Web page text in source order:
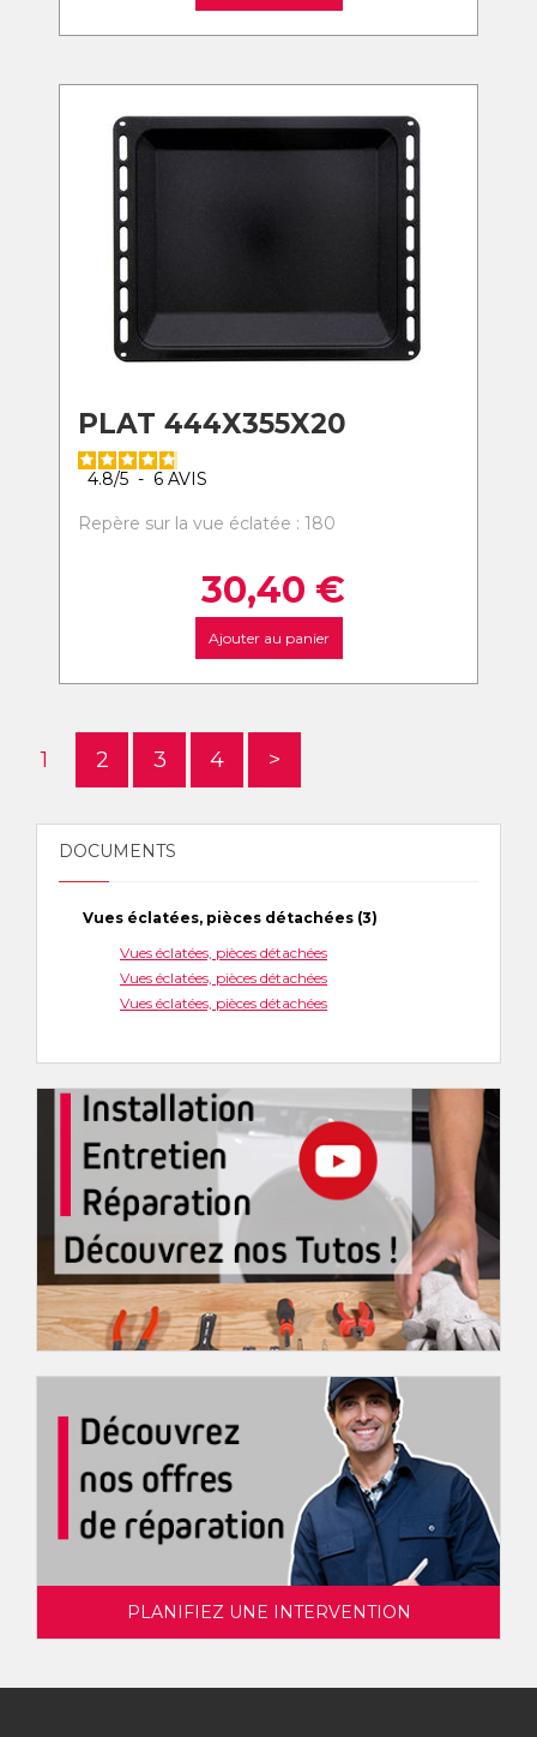
PLAT 444X355X20
4.8/5 - 6 AVIS
Repère sur la vue éclatée : 180
30,40 €
Ajouter au panier
1 2 3 4 >
DOCUMENTS
Vues éclatées, pièces détachées (3)
Vues éclatées, pièces détachées
Vues éclatées, pièces détachées
Vues éclatées, pièces détachées
PLANIFIEZ UNE INTERVENTION